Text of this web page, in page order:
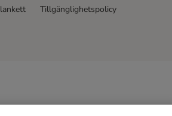
Tillgänglighetspolicy